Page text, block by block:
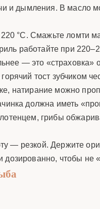
и дымления. В масло
°C. Смажьте ломти
работайте при
— это «страховка»
тост зубчиком
натирание можно
должна иметь
грибы
— резкой. Держите
чтобы не